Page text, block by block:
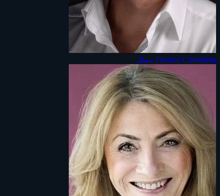
Thomas Chaanhing ممثل